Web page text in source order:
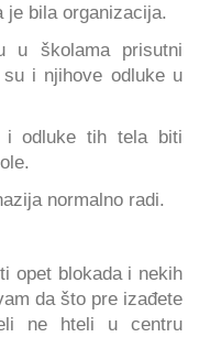
je bila organizacija.
u školama prisutni
i njihove odluke u
i odluke tih tela biti
normalno radi.
opet blokada i nekih
da što pre izađete
ne hteli u centru